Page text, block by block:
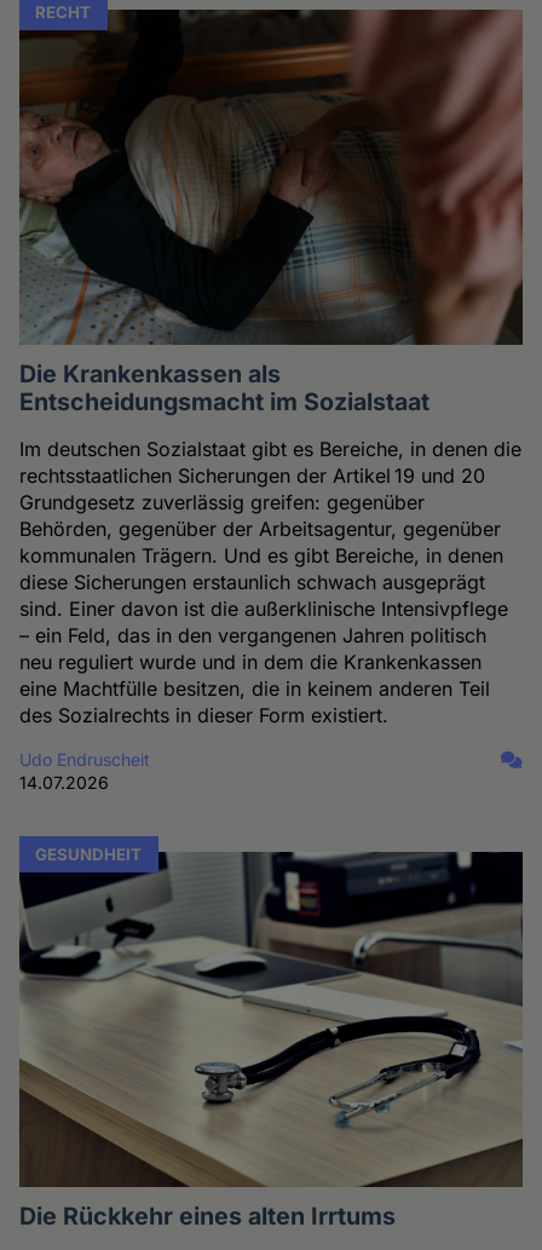
RECHT
Die Krankenkassen als
Entscheidungsmacht im Sozialstaat
Im deutschen Sozialstaat gibt es Bereiche, in denen die
rechtsstaatlichen Sicherungen der Artikel 19 und 20
Grundgesetz zuverlässig greifen: gegenüber
Behörden, gegenüber der Arbeitsagentur, gegenüber
kommunalen Trägern. Und es gibt Bereiche, in denen
diese Sicherungen erstaunlich schwach ausgeprägt
sind. Einer davon ist die außerklinische Intensivpflege
– ein Feld, das in den vergangenen Jahren politisch
neu reguliert wurde und in dem die Krankenkassen
eine Machtfülle besitzen, die in keinem anderen Teil
des Sozialrechts in dieser Form existiert.
Udo Endruscheit
14.07.2026
GESUNDHEIT
Die Rückkehr eines alten Irrtums